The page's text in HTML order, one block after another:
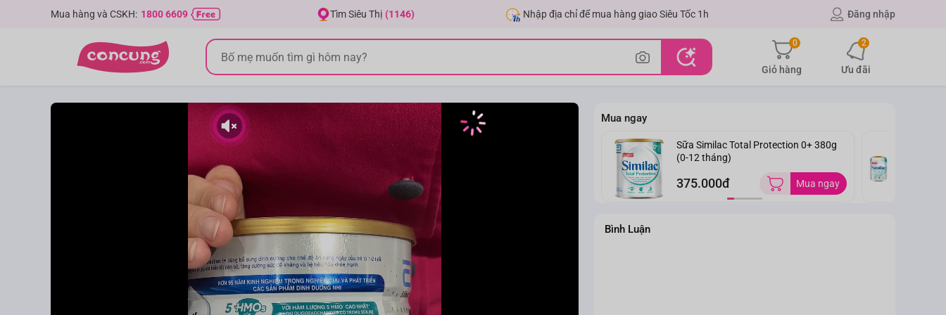
Mua hàng và CSKH: 1800 6609 Tìm Siêu Thị (1146) Nhập địa chỉ để mua hàng giao Siêu Tốc 1h Đăng nhập
0
Giỏ hàng
2
Ưu đãi
Mua ngay
Sữa Similac Total Protection 0+ 380g
(0-12 tháng)
375.000đ Mua ngay
Bình Luận